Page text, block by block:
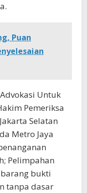
Puan
Untuk
Pemeriksa
Selatan
Metro Jaya
Pelimpahan
bukti
tanpa dasar